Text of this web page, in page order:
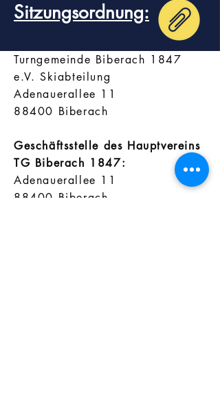
Sitzungsordnung:
​Turngemeinde Biberach 1847
e.V. Skiabteilung
Adenauerallee 11
88400 Biberach
Geschäftsstelle des Hauptvereins
TG Biberach 1847:
Adenauerallee 11
88400 Biberach